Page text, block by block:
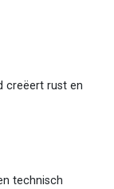
creëert rust en
technisch